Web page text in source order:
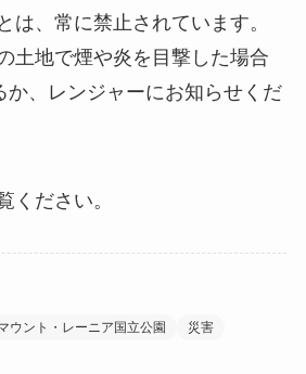
は、常に禁止されています。
土地で煙や炎を目撃した場合
か、レンジャーにお知らせくだ
ください。
ウント・レーニア国立公園 災害